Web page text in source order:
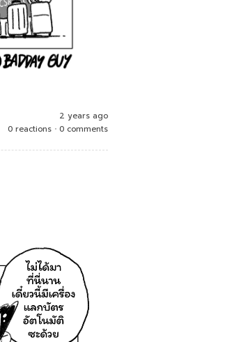
2 years ago
0 reactions • 0 comments